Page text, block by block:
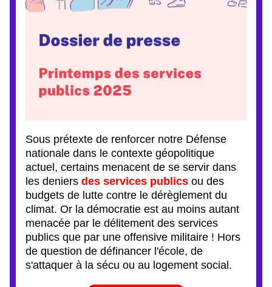
Sous prétexte de renforcer notre Défense
nationale dans le contexte géopolitique
actuel, certains menacent de se servir dans
les deniers des services publics ou des
budgets de lutte contre le dérèglement du
climat. Or la démocratie est au moins autant
menacée par le délitement des services
publics que par une offensive militaire ! Hors
de question de définancer l'école, de
s'attaquer à la sécu ou au logement social.